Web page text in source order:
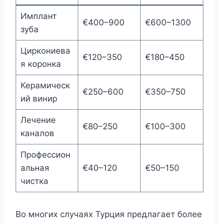
Имплант
зуба
€400–900 €600–1300
Циркониева
я коронка
€120–350 €180–450
Керамическ
ий винир
€250–600 €350–750
Лечение
каналов
€80–250 €100–300
Профессион
альная
чистка
€40–120 €50–150
Во многих случаях Турция предлагает более